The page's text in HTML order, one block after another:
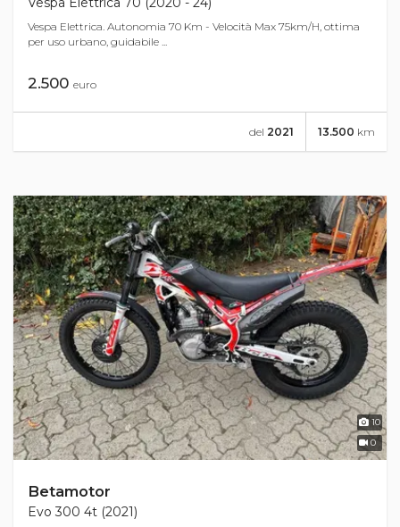
Vespa Elettrica. Autonomia 70 Km - Velocità Max 75km/H, ottima
per uso urbano, guidabile ...
2.500 euro
13.500 km
del 2021
10
0
Betamotor
Evo 300 4t (2021)